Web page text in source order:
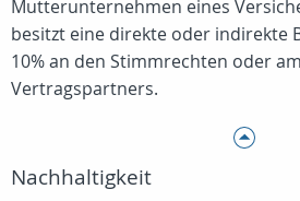
Mutterunternehmen eines
besitzt eine direkte oder indirekte
10% an den Stimmrechten oder
Vertragspartners.
Nachhaltigkeit